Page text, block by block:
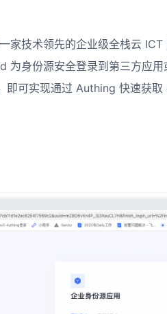
家技术领先的企业级全栈云
为身份源安全登录到第三方应
即可实现通过 Authing 快速获